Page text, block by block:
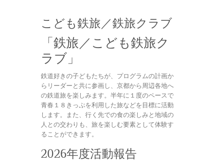
こども鉄旅／鉄旅クラブ
「鉄旅／こども鉄旅ク
ラブ」
鉄道好きの子どもたちが、プログラムの計画か
らリーダーと共に参画し、京都から周辺各地へ
の鉄道旅を楽しみます。半年に１度のペースで
青春１８きっぷを利用した旅などを目標に活動
します。また、行く先での食の楽しみと地域の
人との交わりも、旅を楽しむ要素として体験す
ることができます。
2026年度活動報告